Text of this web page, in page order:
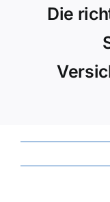
KFZ-Versicherung
Die